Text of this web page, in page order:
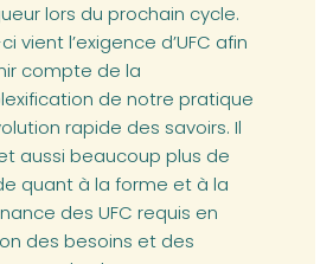
lors du prochain cycle.
vient l’exigence d’UFC afin
compte de la
de notre pratique
rapide des savoirs. Il
aussi beaucoup plus de
quant à la forme et à la
des UFC requis en
des besoins et des